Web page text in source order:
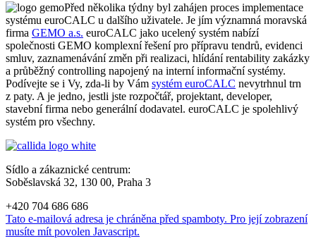
Před několika týdny byl zahájen proces implementace
systému euroCALC u dalšího uživatele. Je jím významná moravská
firma GEMO a.s. euroCALC jako ucelený systém nabízí
společnosti GEMO komplexní řešení pro přípravu tendrů, evidenci
smluv, zaznamenávání změn při realizaci, hlídání rentability zakázky
a průběžný controlling napojený na interní informační systémy.
Podívejte se i Vy, zda-li by Vám systém euroCALC nevytrhnul trn
z paty. A je jedno, jestli jste rozpočtář, projektant, developer,
stavební firma nebo generální dodavatel. euroCALC je spolehlivý
systém pro všechny.
Sídlo a zákaznické centrum:
Soběslavská 32, 130 00, Praha 3
+420 704 686 686
Tato e-mailová adresa je chráněna před spamboty. Pro její zobrazení
musíte mít povolen Javascript.